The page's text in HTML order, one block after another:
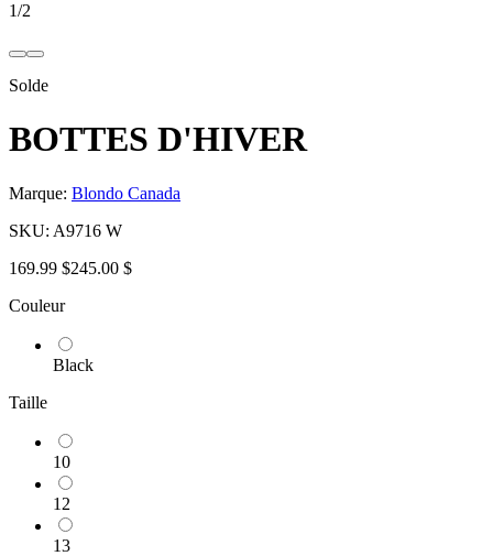
1/2
Solde
BOTTES D'HIVER
Marque: Blondo Canada
SKU: A9716 W
169.99 $245.00 $
Couleur
Black
Taille
10
12
13